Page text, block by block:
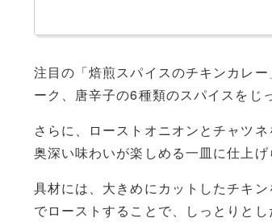
注目の「焙煎スパイスのチキンカレ
ーク、唐辛子の6種類のスパイスをじ
さらに、ローストオニオンとチャツ
奥深い味わいが楽しめる一皿に仕上げ
具材には、大きめにカットしたチキ
でローストすることで、しっとりと